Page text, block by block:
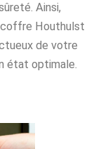
Ainsi,
coffre Houthulst
de votre
état optimale.